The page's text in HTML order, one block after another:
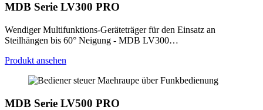
MDB Serie LV300 PRO
Wendiger Multifunktions-Geräteträger für den Einsatz an
Steilhängen bis 60° Neigung - MDB LV300…
Produkt ansehen
MDB Serie LV500 PRO